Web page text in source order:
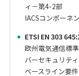
ィ－第4-2部
IACSコンポーネ
ETSI EN 303
欧州電気通信標
バーセキュリティ
ベースライン要件